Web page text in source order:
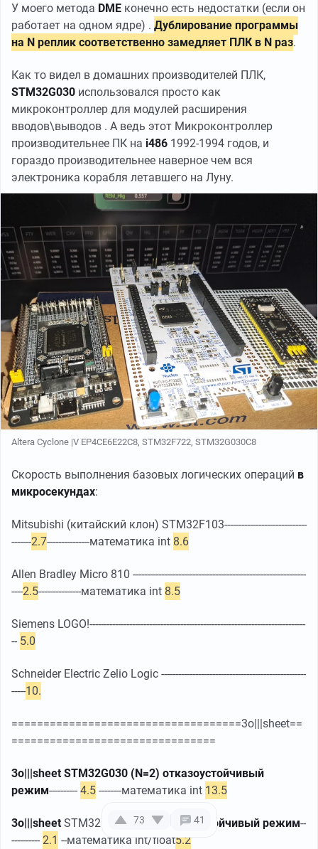
У моего метода DME конечно есть недостатки (если он
работает на одном ядре) . Дублирование программы
на N реплик соответственно замедляет ПЛК в N раз.
Как то видел в домашних производителей ПЛК,
STM32G030 использовался просто как
микроконтроллер для модулей расширения
вводов\выводов . А ведь этот Микроконтроллер
производительнее ПК на i486 1992-1994 годов, и
гораздо производительнее наверное чем вся
электроника корабля летавшего на Луну.
Altera Cyclone |V EP4CE6E22C8, STM32F722, STM32G030C8
Скорость выполнения базовых логических операций в
микросекундах:
Mitsubishi (китайский клон) STM32F103-----------------------------
-------2.7---------------математика int 8.6
Allen Bradley Micro 810 -------------------------------------------------------------
----2.5---------------математика int 8.5
Siemens LOGO!----------------------------------------------------------------------------
-- 5.0
Schneider Electric Zelio Logic ---------------------------------------------------
-----10.
====================================3o|||sheet==
================================
3o|||sheet STM32G030 (N=2) отказоустойчивый
режим---------- 4.5 --------математика int 13.5
3o|||sheet STM32F407 (N=2) отказоустойчивый режим--
---------- 2.1 --математика int/float5.2
73 41